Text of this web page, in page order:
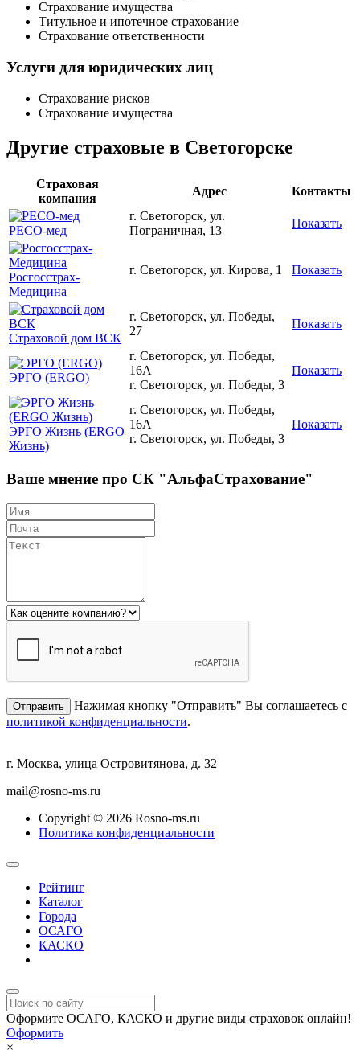
Страхование имущества
Титульное и ипотечное страхование
Страхование ответственности
Услуги для юридических лиц
Страхование рисков
Страхование имущества
Другие страховые в Светогорске
Страховая
компания
Адрес Контакты
РЕСО-мед
г. Светогорск, ул.
Пограничная, 13
Показать
Росгосстрах-
Медицина
г. Светогорск, ул. Кирова, 1 Показать
Страховой дом ВСК
г. Светогорск, ул. Победы,
27
Показать
ЭРГО (ERGO)
г. Светогорск, ул. Победы,
16А
г. Светогорск, ул. Победы, 3
Показать
ЭРГО Жизнь (ERGO
Жизнь)
г. Светогорск, ул. Победы,
16А
г. Светогорск, ул. Победы, 3
Показать
Ваше мнение про СК "АльфаСтрахование"
Нажимая кнопку "Отправить" Вы соглашаетесь с
политикой конфиденциальности.
г. Москва, улица Островитянова, д. 32
mail@rosno-ms.ru
Copyright © 2026 Rosno-ms.ru
Политика конфиденциальности
Рейтинг
Каталог
Города
ОСАГО
КАСКО
Оформите ОСАГО, КАСКО и другие виды страховок онлайн!
Оформить
×